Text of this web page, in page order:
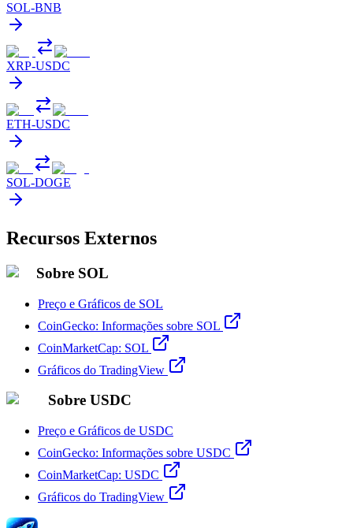
SOL-BNB
XRP-USDC
ETH-USDC
SOL-DOGE
Recursos Externos
Sobre SOL
Preço e Gráficos de SOL
CoinGecko: Informações sobre SOL
CoinMarketCap: SOL
Gráficos do TradingView
Sobre USDC
Preço e Gráficos de USDC
CoinGecko: Informações sobre USDC
CoinMarketCap: USDC
Gráficos do TradingView